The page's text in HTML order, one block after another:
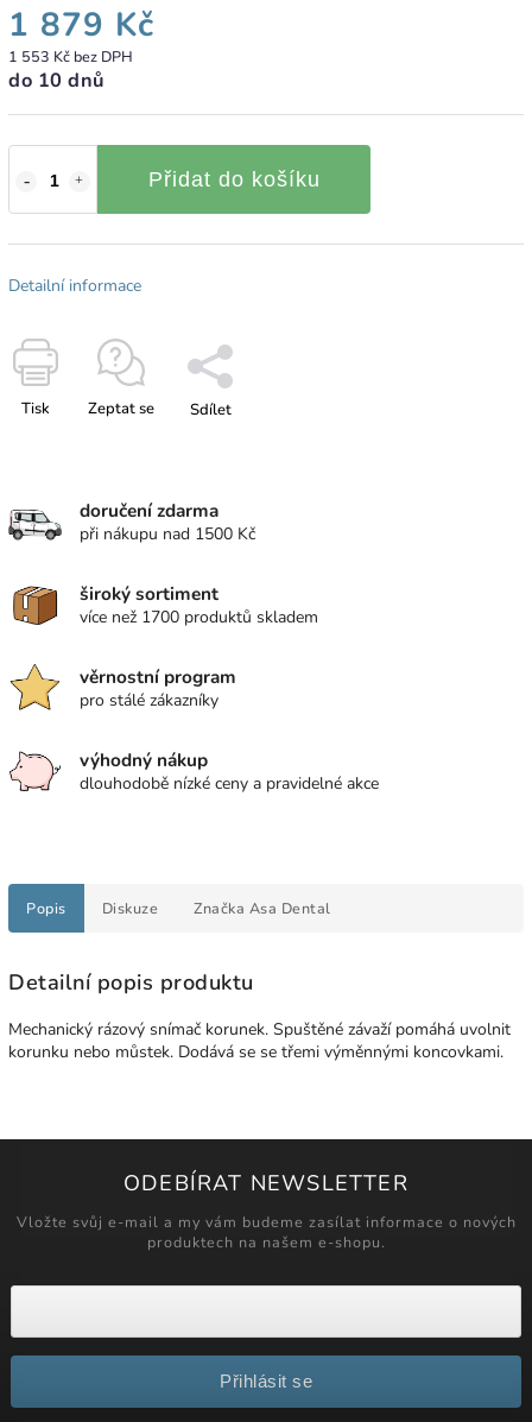
1 879 Kč
1 553 Kč bez DPH
do 10 dnů
Přidat do košíku
Detailní informace
Tisk Zeptat se Sdílet
doručení zdarma
při nákupu nad 1500 Kč
široký sortiment
více než 1700 produktů skladem
věrnostní program
pro stálé zákazníky
výhodný nákup
dlouhodobě nízké ceny a pravidelné akce
Popis Diskuze Značka Asa Dental
Detailní popis produktu
Mechanický rázový snímač korunek. Spuštěné závaží pomáhá uvolnit
korunku nebo můstek. Dodává se se třemi výměnnými koncovkami.
ODEBÍRAT NEWSLETTER
Vložte svůj e-mail a my vám budeme zasílat informace o nových
produktech na našem e-shopu.
Přihlásit se